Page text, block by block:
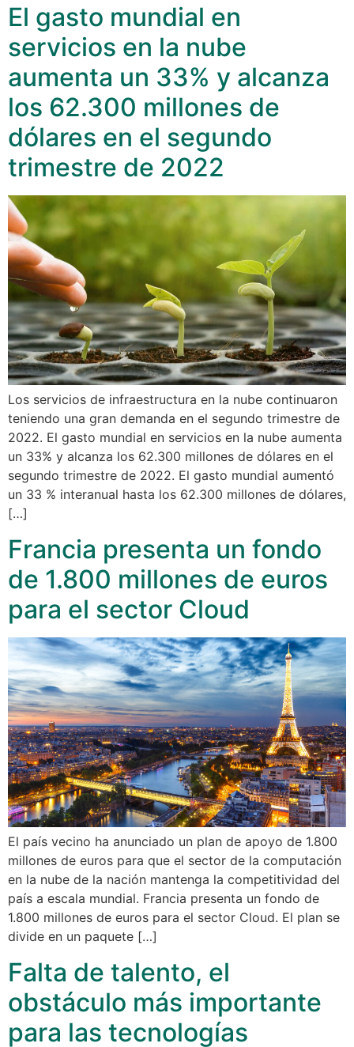
El gasto mundial en
servicios en la nube
aumenta un 33% y alcanza
los 62.300 millones de
dólares en el segundo
trimestre de 2022
Los servicios de infraestructura en la nube continuaron
teniendo una gran demanda en el segundo trimestre de
2022. El gasto mundial en servicios en la nube aumenta
un 33% y alcanza los 62.300 millones de dólares en el
segundo trimestre de 2022. El gasto mundial aumentó
un 33 % interanual hasta los 62.300 millones de dólares,
[…]
Francia presenta un fondo
de 1.800 millones de euros
para el sector Cloud
El país vecino ha anunciado un plan de apoyo de 1.800
millones de euros para que el sector de la computación
en la nube de la nación mantenga la competitividad del
país a escala mundial. Francia presenta un fondo de
1.800 millones de euros para el sector Cloud. El plan se
divide en un paquete […]
Falta de talento, el
obstáculo más importante
para las tecnologías